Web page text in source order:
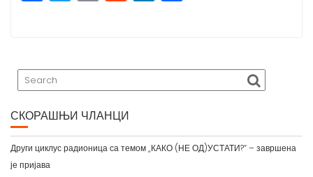
a
b
o
o
k
w
r
m e
t
n
dI
n
e
СКОРАШЊИ ЧЛАНЦИ
Други циклус радионица са темом „КАКО (НЕ ОД)УСТАТИ?“ – завршена
је пријава